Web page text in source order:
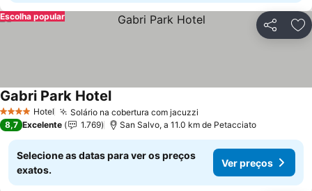
Partilhar
Escolha popular
4 EstrelasHotel Solário na cobertura com jacuzzi
Gabri Park HotelVer preços
8,7 Excelente 1.769 San Salvo, a 11.0 km de Petacciato
Selecione as datas para ver os preços
exatos.
Ver preços